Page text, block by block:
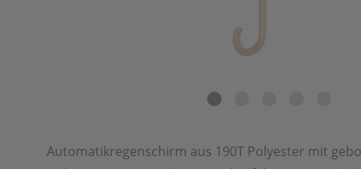
Automatikregenschirm aus 190T Polyester mit